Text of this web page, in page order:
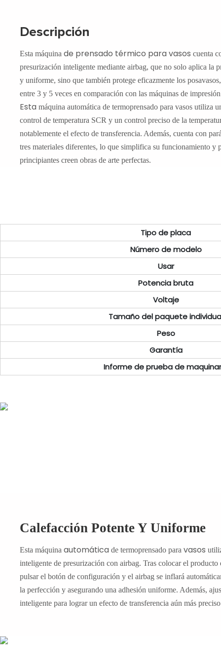
Descripción
Esta máquina de prensado térmico para vasoscuenta
presurización inteligente mediante airbag, que no solo aplica la
y uniforme, sino que también protege eficazmente los
entre 3 y 5 veces en comparación con las máquinas de
Estamáquina automática de termoprensado para vasos utiliza
control de temperatura SCR y un control preciso de la
notablemente el efecto de transferencia. Además, cuenta con
tres materiales diferentes, lo que simplifica su funcionamiento y
principiantes creen obras de arte perfectas.
Tipo de placa
Número de modelo
Usar
Potencia bruta
Voltaje
Tamaño del paquete
Peso
Garantía
Informe de prueba de
Calefacción Potente Y Uniforme
Esta máquina automáticade termoprensado para vasos
inteligente de presurización con airbag. Tras colocar el producto
pulsar el botón de configuración y el airbag se inflará
la perfección y asegurando una adhesión uniforme. Además,
inteligente para lograr un efecto de transferencia aún más